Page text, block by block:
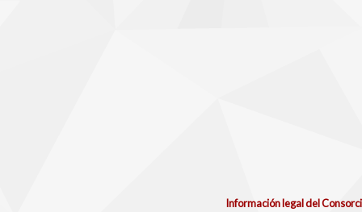
Información legal del